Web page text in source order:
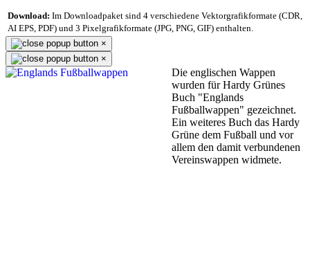
Download: Im Downloadpaket sind 4 verschiedene Vektorgrafikformate (CDR,
AI EPS, PDF) und 3 Pixelgrafikformate (JPG, PNG, GIF) enthalten.
×
×
Die englischen Wappen
wurden für Hardy Grünes
Buch "Englands
Fußballwappen" gezeichnet.
Ein weiteres Buch das Hardy
Grüne dem Fußball und vor
allem den damit verbundenen
Vereinswappen widmete.